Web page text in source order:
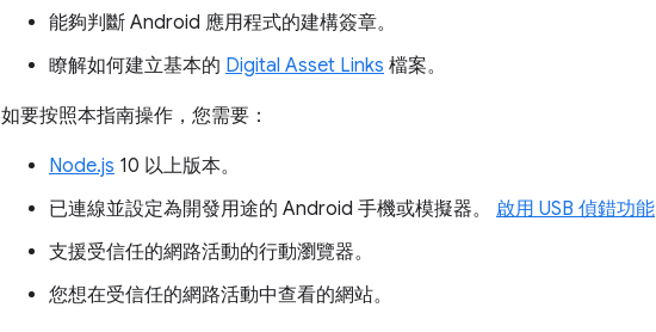
能夠判斷 Android 應用程式的建構簽章。
瞭解如何建立基本的 Digital Asset Links 檔案。
如要按照本指南操作，您需要：
Node.js 10 以上版本。
已連線並設定為開發用途的 Android 手機或模擬器。 啟用 USB 偵錯功能
支援受信任的網路活動的行動瀏覽器。
您想在受信任的網路活動中查看的網站。